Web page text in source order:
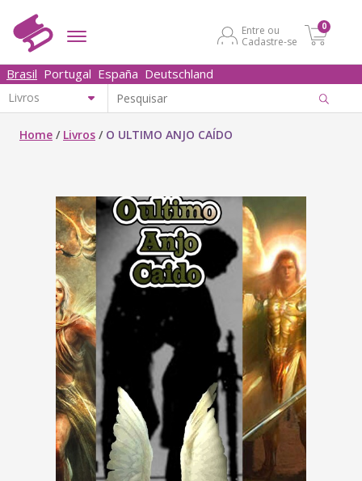
Entre ou
Cadastre-se
0
Brasil Portugal España Deutschland
Home / Livros / O ULTIMO ANJO CAÍDO